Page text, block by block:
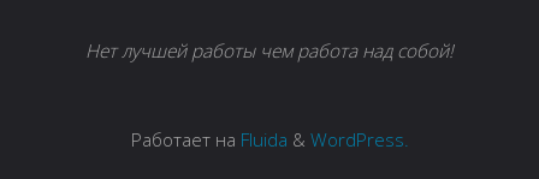
Нет лучшей работы чем работа над собой!
Работает на Fluida & WordPress.